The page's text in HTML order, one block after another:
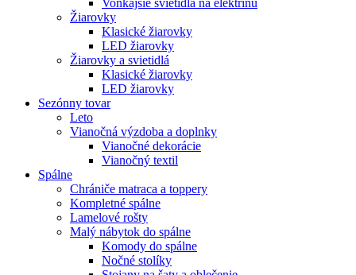
Žiarovky
Klasické žiarovky
LED žiarovky
Žiarovky a svietidlá
Klasické žiarovky
LED žiarovky
Sezónny tovar
Leto
Vianočná výzdoba a doplnky
Vianočné dekorácie
Vianočný textil
Spálne
Chrániče matraca a toppery
Kompletné spálne
Lamelové rošty
Malý nábytok do spálne
Komody do spálne
Nočné stolíky